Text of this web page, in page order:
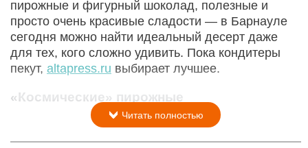
пирожные и фигурный шоколад, полезные и
просто очень красивые сладости — в Барнауле
сегодня можно найти идеальный десерт даже
для тех, кого сложно удивить. Пока кондитеры
пекут, аltapress.ru выбирает лучшее.
«Космические» пирожные
Читать полностью